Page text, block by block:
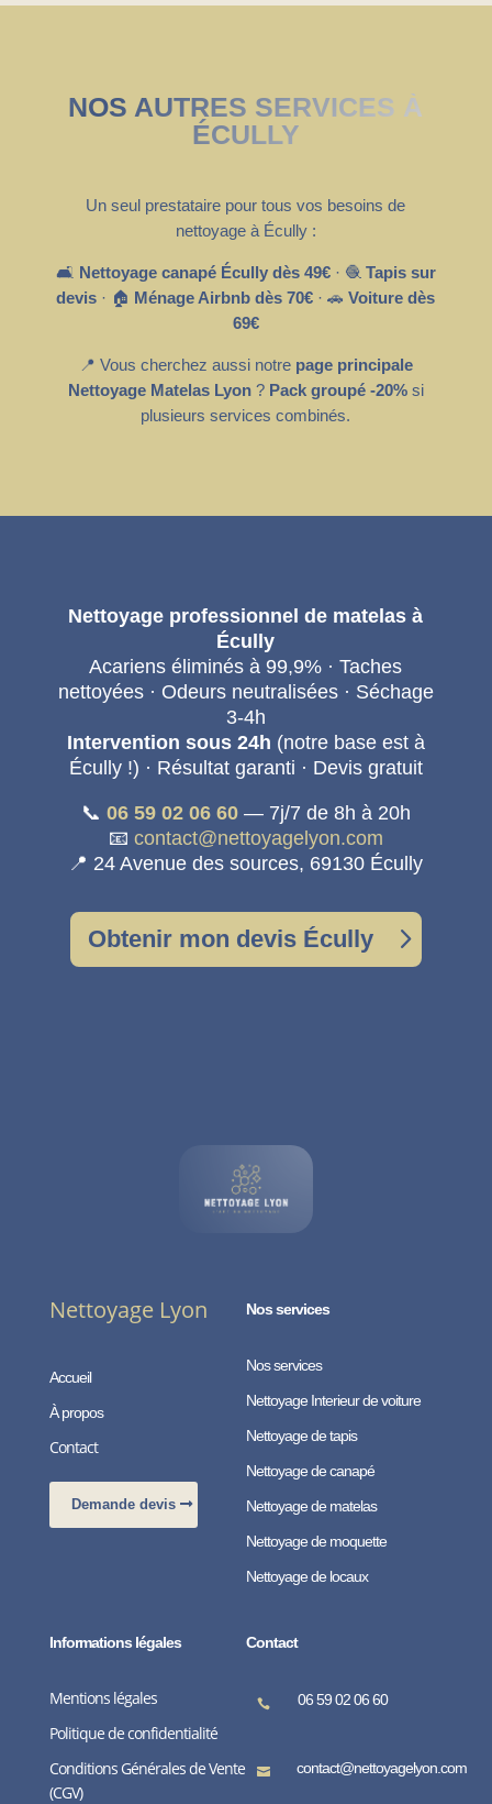
NOS AUTRES SERVICES À
ÉCULLY
Un seul prestataire pour tous vos besoins de
nettoyage à Écully :
🛋️ Nettoyage canapé Écully dès 49€· 🧶 Tapis sur
devis · 🏠 Ménage Airbnb dès 70€ · 🚗Voiture dès
69€
📍 Vous cherchez aussi notre page principale
Nettoyage Matelas Lyon? Pack groupé -20%si
plusieurs services combinés.
Nettoyage professionnel de matelas à
Écully
Acariens éliminés à 99,9% · Taches
nettoyées · Odeurs neutralisées · Séchage
3-4h
Intervention sous 24h (notre base est à
Écully !) · Résultat garanti · Devis gratuit
📞 06 59 02 06 60— 7j/7 de 8h à 20h
📧 contact@nettoyagelyon.com
📍 24 Avenue des sources, 69130 Écully
Obtenir mon devis Écully
Nettoyage Lyon
Accueil
À propos
Contact
Demande devis
Nos services
Nos services
Nettoyage Interieur de voiture
Nettoyage de tapis
Nettoyage de canapé
Nettoyage de matelas
Nettoyage de moquette
Nettoyage de locaux
Informations légales
Mentions légales
Politique de confidentialité
Conditions Générales de Vente
(CGV)
Contact
 06 59 02 06 60
 contact@nettoyagelyon.com